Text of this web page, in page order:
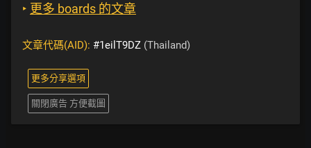
‣ 更多 boards 的文章
文章代碼(AID): #1eilT9DZ (Thailand)
更多分享選項
關閉廣告 方便截圖